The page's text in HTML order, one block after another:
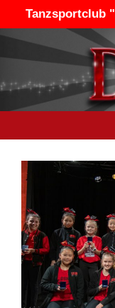
springen
Tanzsportclub